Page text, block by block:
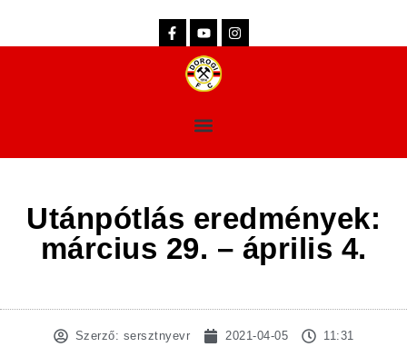
Utánpótlás eredmények:
március 29. – április 4.
Szerző: sersztnyevr 2021-04-05 11:31